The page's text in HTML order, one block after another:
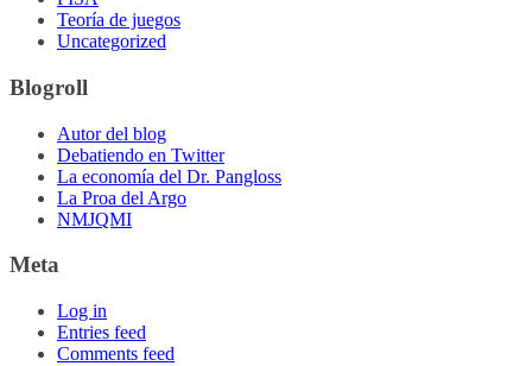
Teoría de juegos
Uncategorized
Blogroll
Autor del blog
Debatiendo en Twitter
La economía del Dr. Pangloss
La Proa del Argo
NMJQMI
Meta
Log in
Entries feed
Comments feed